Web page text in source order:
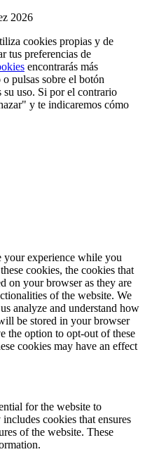
2026
cookies propias y de
tus preferencias de
encontrarás más
pulsas sobre el botón
su uso. Si por el contrario
y te indicaremos cómo
your experience while you
cookies, the cookies that
on your browser as they are
of the website. We
analyze and understand how
be stored in your browser
the option to opt-out of these
cookies may have an effect
for the website to
cookies that ensures
of the website. These